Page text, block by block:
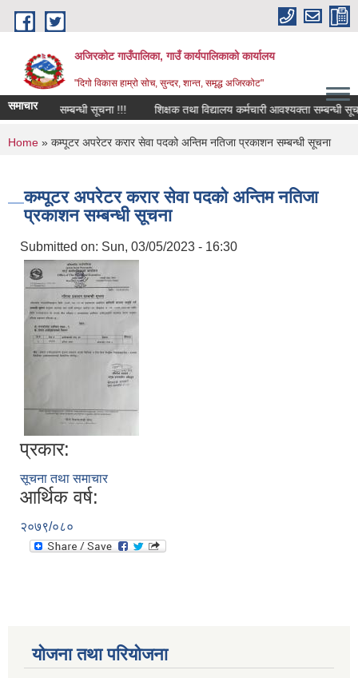
Skip to main content
अजिरकोट गाउँपालिका, गाउँ कार्यपालिकाको कार्यालय
"दिगो विकास हाम्रो सोच, सुन्दर, शान्त, समृद्ध अजिरकोट"
समाचार
आउने सम्बन्धी सूचना !!! शिक्षक तथा विद्यालय कर्मचारी आवश्यक्ता सम्बन्धी सूचना ।
You are here
Home » कम्पूटर अपरेटर करार सेवा पदको अन्तिम नतिजा प्रकाशन सम्बन्धी सूचना
कम्पूटर अपरेटर करार सेवा पदको अन्तिम नतिजा
प्रकाशन सम्बन्धी सूचना
Submitted on: Sun, 03/05/2023 - 16:30
प्रकार:
सूचना तथा समाचार
आर्थिक वर्ष:
२०७९/०८०
योजना तथा परियोजना